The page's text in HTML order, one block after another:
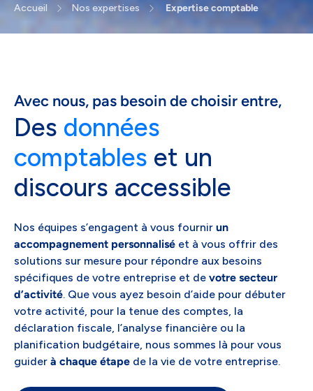
Accueil Nos expertises Expertise comptable
Avec nous, pas besoin de choisir entre,
Des données
comptables et un
discours accessible
Nos équipes s’engagent à vous fournir un
accompagnement personnalisé et à vous offrir des
solutions sur mesure pour répondre aux besoins
spécifiques de votre entreprise et de votre secteur
d’activité. Que vous ayez besoin d’aide pour débuter
votre activité, pour la tenue des comptes, la
déclaration fiscale, l’analyse financière ou la
planification budgétaire, nous sommes là pour vous
guider à chaque étape de la vie de votre entreprise.